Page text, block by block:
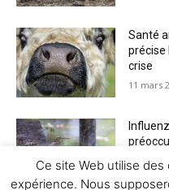
Santé
précise
crise
11 mars
Ce site Web utilise
expérience. Nous